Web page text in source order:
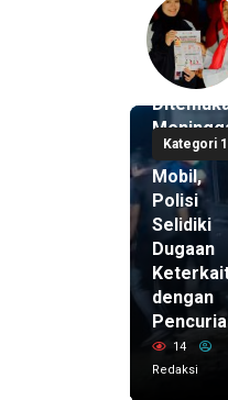
Kategori 1
2 hari lalu
Pemilik
Royal
Phone
di Dalam
Mobil,
Polisi
Selidiki
Dugaan
dengan
14
Redaksi